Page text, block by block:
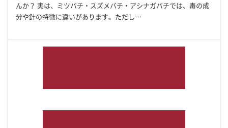
んか？ 実は、ミツバチ・スズメバチ・アシナガバチでは、毒の成
分や針の特徴に違いがあります。ただし…